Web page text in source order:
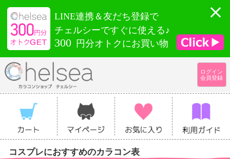
LINE連携＆友だち登録で
チェルシーですぐに使える♪
300 円分オトクにお買い物
ログイン
会員登録
コスプレにおすすめのカラコン表